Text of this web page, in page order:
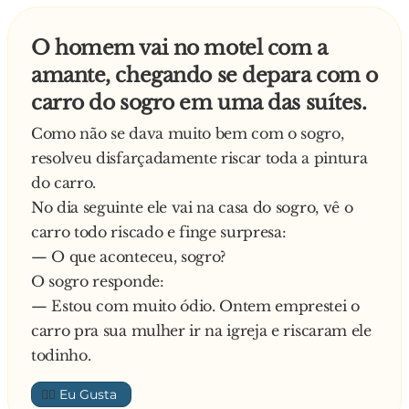
Logo ele pensou: Meu Deus, quando o
O pai do Joãozinho tentou disfarçar e pediu-lhe
para entrar perguntando se estava tudo bem, se
tinha pego transito, quando de repente o
Joãozinho chega e olha aquilo e arregala aquele
olhão!
O pai de Joãozinho tentando consertar a
situação fala pra todos vamos jantar! Todos se
sentam a mesa e o Joãozinho não para de olhar
pro filho do chefe. O pai do Joãozinho
percebendo as olhadas do Joãozinho da-lhe um
pontapé por debaixo da mesa e olha feio pra
ele, quando sem mais nem menos o Joãozinho
olha pro chefe do seu pai e solta:
Todos da mesa olham pro Joãozinho sem
O homem vai no motel com a
amante, chegando se depara com o
carro do sogro em uma das suítes.
Como não se dava muito bem com o sogro,
resolveu disfarçadamente riscar toda a pintura
do carro.
No dia seguinte ele vai na casa do sogro, vê o
carro todo riscado e finge surpresa:
— O que aconteceu, sogro?
O sogro responde:
— Estou com muito ódio. Ontem emprestei o
carro pra sua mulher ir na igreja e riscaram ele
todinho.
👍🏼